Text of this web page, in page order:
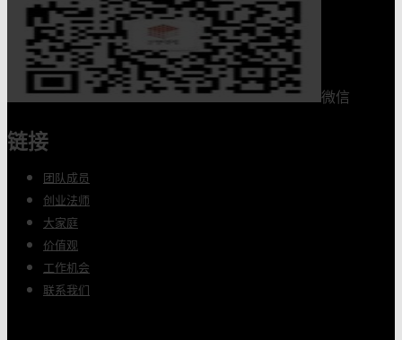
微信
链接
团队成员
创业法师
大家庭
价值观
工作机会
联系我们